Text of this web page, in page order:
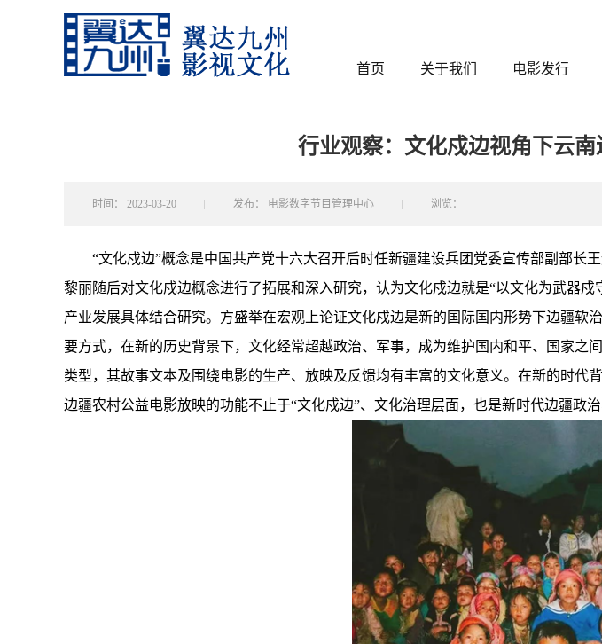
首页 关于我们 电影发行
行业观察：文化戍边视角下云
时间： 2023-03-20 发布： 电影数字节目管理中心 浏览：
“文化戍边”概念是中国共产党十六大召开后时任新疆建设兵团党委宣传部副部长
黎丽随后对文化戍边概念进行了拓展和深入研究，认为文化戍边就是“以文化为武器
产业发展具体结合研究。方盛举在宏观上论证文化戍边是新的国际国内形势下边疆
要方式，在新的历史背景下，文化经常超越政治、军事，成为维护国内和平、国家
类型，其故事文本及围绕电影的生产、放映及反馈均有丰富的文化意义。在新的时
边疆农村公益电影放映的功能不止于“文化戍边”、文化治理层面，也是新时代边疆政